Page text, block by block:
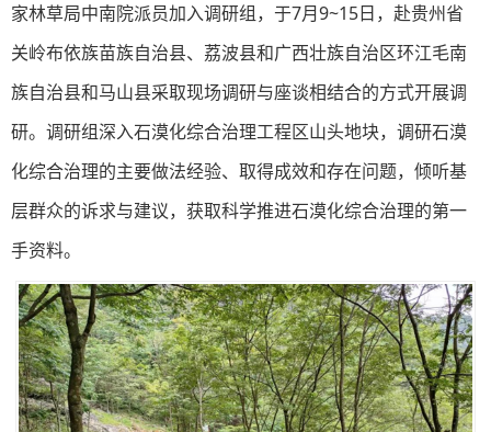
家林草局中南院派员加入调研组，于7月9~15日，赴贵州省
关岭布依族苗族自治县、荔波县和广西壮族自治区环江毛南
族自治县和马山县采取现场调研与座谈相结合的方式开展调
研。调研组深入石漠化综合治理工程区山头地块，调研石漠
化综合治理的主要做法经验、取得成效和存在问题，倾听基
层群众的诉求与建议，获取科学推进石漠化综合治理的第一
手资料。